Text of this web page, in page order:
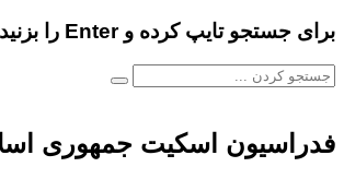
برای جستجو تایپ کرده و Enter را بزنید
فدراسیون اسکیت جمهوری